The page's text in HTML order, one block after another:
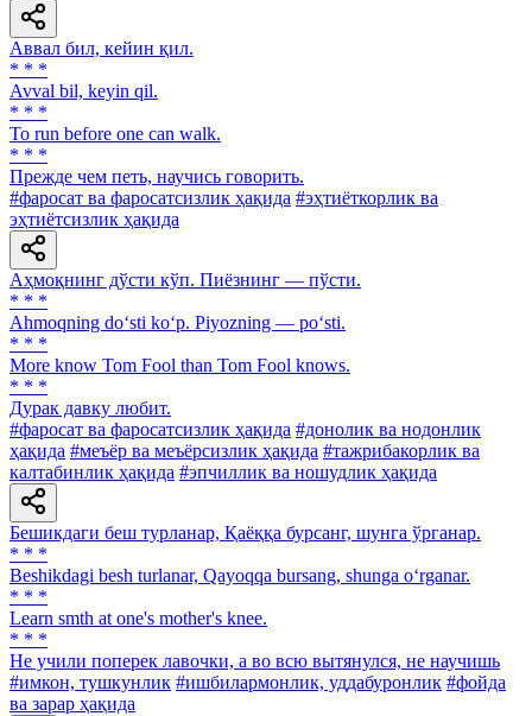
Аввал бил, кейин қил.
* * *
Avval bil, keyin qil.
* * *
To run before one can walk.
* * *
Прежде чем петь, научись говорить.
#фаросат ва фаросатсизлик ҳақида #эҳтиёткорлик ва
эҳтиётсизлик ҳақида
Аҳмоқнинг дўсти кўп. Пиёзнинг — пўсти.
* * *
Ahmoqning do‘sti ko‘p. Piyozning — po‘sti.
* * *
More know Tom Fool than Тоm Fool knows.
* * *
Дурак давку любит.
#фаросат ва фаросатсизлик ҳақида #донолик ва нодонлик
ҳақида #меъёр ва меъёрсизлик ҳақида #тажрибакорлик ва
калтабинлик ҳақида #эпчиллик ва ношудлик ҳақида
Бешикдаги беш турланар, Қаёққа бурсанг, шунга ўрганар.
* * *
Beshikdagi besh turlanar, Qayoqqa bursang, shunga o‘rganar.
* * *
Learn smth at one's mother's knee.
* * *
Не учили поперек лавочки, а во всю вытянулся, не научишь
#имкон, тушкунлик #ишбилармонлик, уддабуронлик #фойда
ва зарар ҳақида